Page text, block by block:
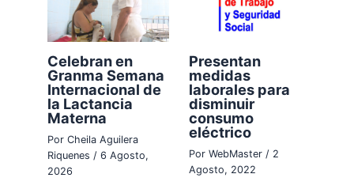
Celebran en
Granma Semana
Internacional de
la Lactancia
Materna
PorCheila Aguilera
Riquenes/6 Agosto,
2026
Presentan
medidas
laborales para
disminuir
consumo
eléctrico
Por WebMaster / 2
Agosto, 2022